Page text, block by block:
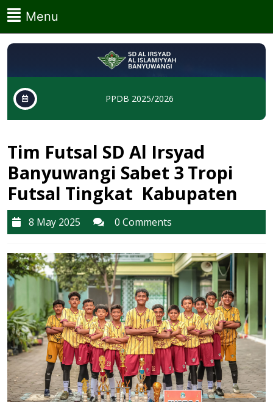
Skip
to
content
Menu
PPDB 2025/2026
Tim Futsal SD Al Irsyad
Banyuwangi Sabet 3 Tropi
Futsal Tingkat Kabupaten
8 May 2025
8
May
2025
0 Comments